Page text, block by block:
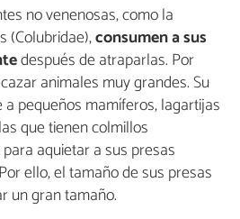
no venenosas, como la
(Colubridae),consumen a sus
después de atraparlas. Por
animales muy grandes. Su
pequeños mamíferos, lagartijas
que tienen colmillos
aquietar a sus presas
ello, el tamaño de sus presas
un gran tamaño.